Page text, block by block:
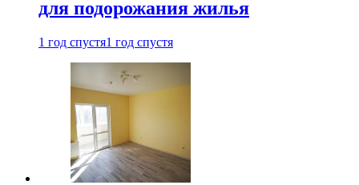
для подорожания жилья
1 год спустя1 год спустя